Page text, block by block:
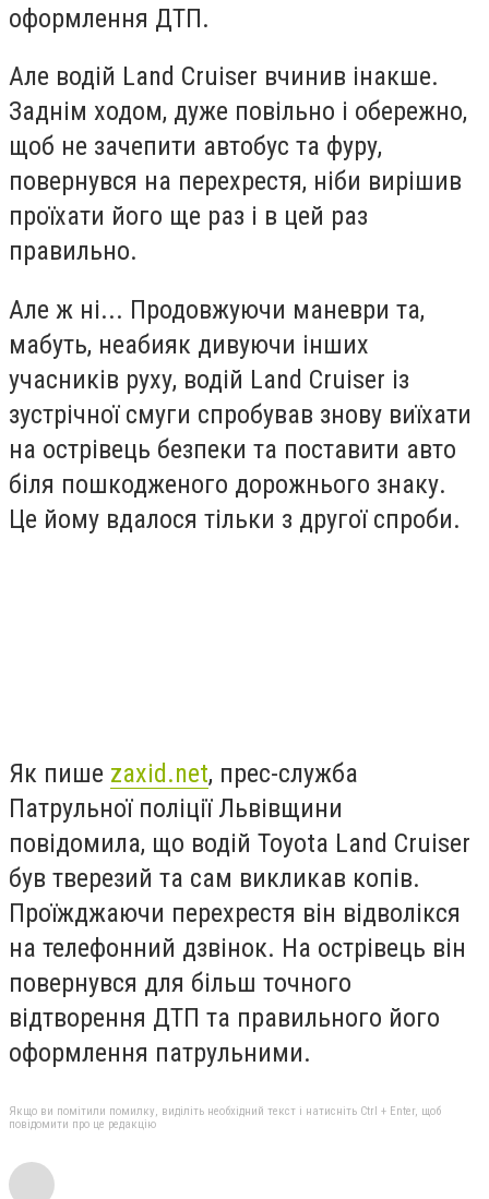
оформлення ДТП.
Але водій Land Cruiser вчинив інакше.
Заднім ходом, дуже повільно і обережно,
щоб не зачепити автобус та фуру,
повернувся на перехрестя, ніби вирішив
проїхати його ще раз і в цей раз
правильно.
Але ж ні... Продовжуючи маневри та,
мабуть, неабияк дивуючи інших
учасників руху, водій Land Cruiser із
зустрічної смуги спробував знову виїхати
на острівець безпеки та поставити авто
біля пошкодженого дорожнього знаку.
Це йому вдалося тільки з другої спроби.
Як пише zaxid.net, прес-служба
Патрульної поліції Львівщини
повідомила, що водій Toyota Land Cruiser
був тверезий та сам викликав копів.
Проїжджаючи перехрестя він відволікся
на телефонний дзвінок. На острівець він
повернувся для більш точного
відтворення ДТП та правильного його
оформлення патрульними.
Якщо ви помітили помилку, виділіть необхідний текст і натисніть Ctrl + Enter, щоб
повідомити про це редакцію